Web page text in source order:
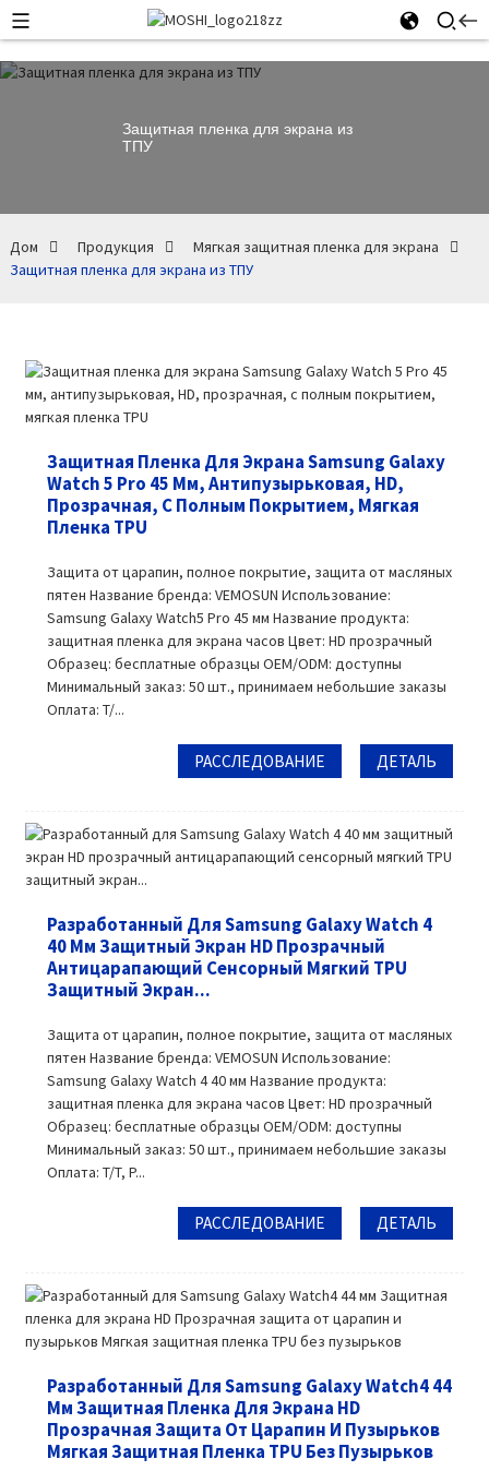
Защитная пленка для экрана из
ТПУ
Дом Продукция
Мягкая защитная пленка для экрана
Защитная пленка для экрана из ТПУ
Защитная Пленка Для Экрана Samsung Galaxy
Watch 5 Pro 45 Мм, Антипузырьковая, HD,
Прозрачная, С Полным Покрытием, Мягкая
Пленка TPU
Защита от царапин, полное покрытие, защита от масляных
пятен Название бренда: VEMOSUN Использование:
Samsung Galaxy Watch5 Pro 45 мм Название продукта:
защитная пленка для экрана часов Цвет: HD прозрачный
Образец: бесплатные образцы OEM/ODM: доступны
Минимальный заказ: 50 шт., принимаем небольшие заказы
Оплата: T/...
РАССЛЕДОВАНИЕ ДЕТАЛЬ
Разработанный Для Samsung Galaxy Watch 4
40 Мм Защитный Экран HD Прозрачный
Антицарапающий Сенсорный Мягкий TPU
Защитный Экран...
Защита от царапин, полное покрытие, защита от масляных
пятен Название бренда: VEMOSUN Использование:
Samsung Galaxy Watch 4 40 мм Название продукта:
защитная пленка для экрана часов Цвет: HD прозрачный
Образец: бесплатные образцы OEM/ODM: доступны
Минимальный заказ: 50 шт., принимаем небольшие заказы
Оплата: T/T, P...
РАССЛЕДОВАНИЕ ДЕТАЛЬ
Разработанный Для Samsung Galaxy Watch4 44
Мм Защитная Пленка Для Экрана HD
Прозрачная Защита От Царапин И Пузырьков
Мягкая Защитная Пленка TPU Без Пузырьков